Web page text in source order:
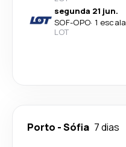
segunda 21 jun.
SOF-OPO· 1 escala
LOT
Porto -Sófia 7 dias